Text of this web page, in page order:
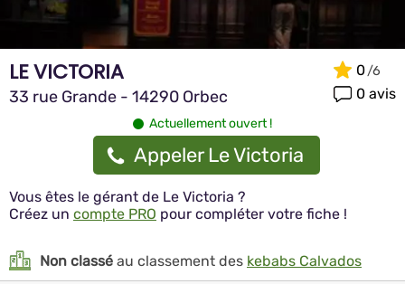
LE VICTORIA
33 rue Grande - 14290 Orbec
0
0 avis
Actuellement ouvert !
Appeler Le Victoria
Vous êtes le gérant de Le Victoria ?
Créez un compte PRO pour compléter votre fiche !
Non classé au classement des kebabs Calvados